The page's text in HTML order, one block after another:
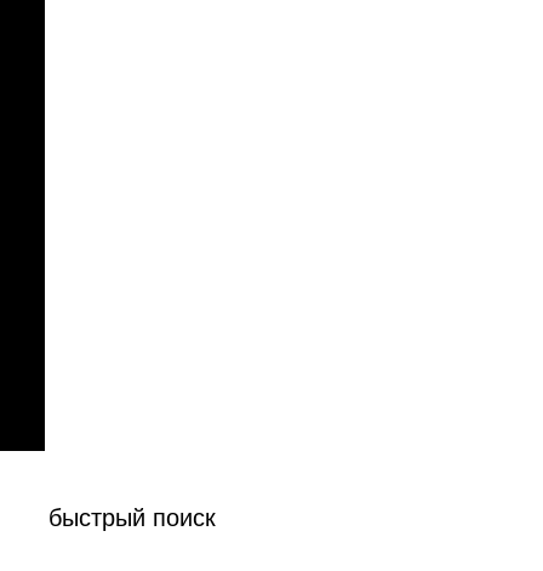
быстрый поиск